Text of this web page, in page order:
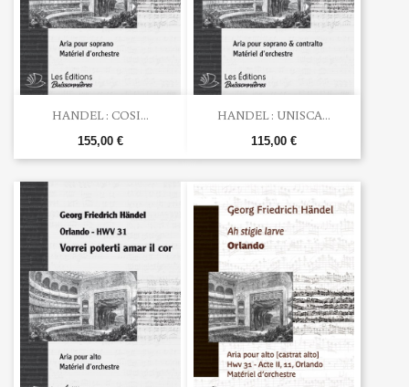
HANDEL : COSI...
155,00 €
HANDEL : UNISCA...
115,00 €